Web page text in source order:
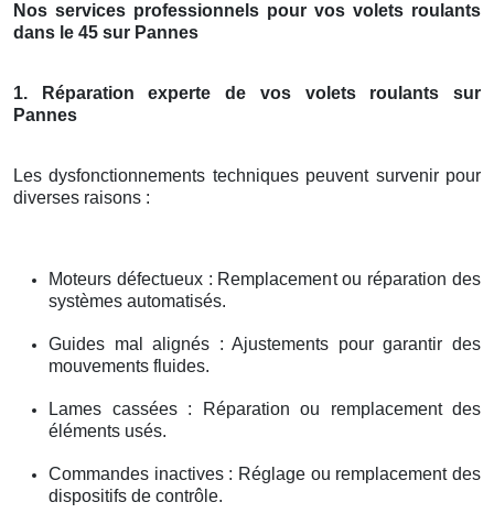
Nos services professionnels pour vos volets roulants
dans le 45 sur Pannes
1. Réparation experte de vos volets roulants sur
Pannes
Les dysfonctionnements techniques peuvent survenir pour
diverses raisons :
Moteurs défectueux : Remplacement ou réparation des
systèmes automatisés.
Guides mal alignés : Ajustements pour garantir des
mouvements fluides.
Lames cassées : Réparation ou remplacement des
éléments usés.
Commandes inactives : Réglage ou remplacement des
dispositifs de contrôle.